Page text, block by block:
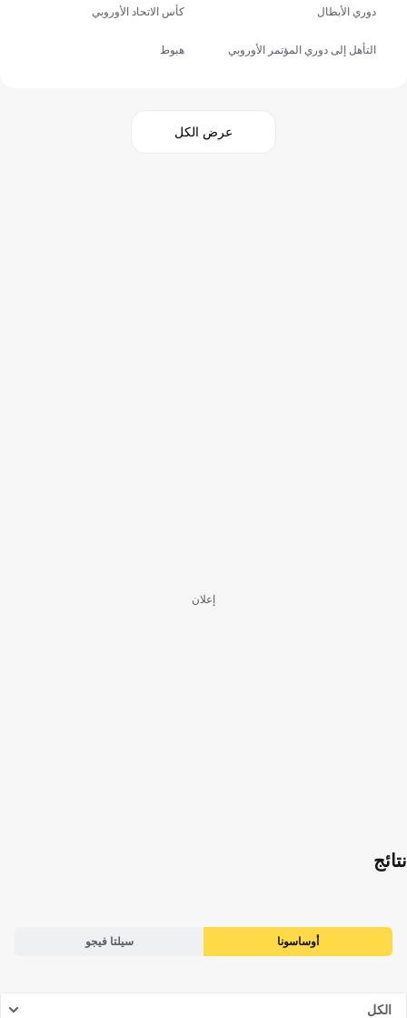
دوري الأبطال كأس الاتحاد الأوروبي
التأهل إلى دوري المؤتمر الأوروبي هبوط
عرض الكل
إعلان
نتائج
أوساسونا سيلتا فيجو
الكل